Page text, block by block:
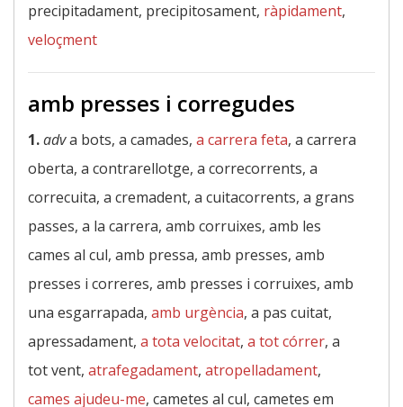
precipitadament, precipitosament, ràpidament,
veloçment
amb presses i corregudes
1.adva bots, a camades, a carrera feta, a carrera
oberta, a contrarellotge, a correcorrents, a
correcuita, a cremadent, a cuitacorrents, a grans
passes, a la carrera, amb corruixes, amb les
cames al cul, amb pressa, amb presses, amb
presses i correres, amb presses i corruixes, amb
una esgarrapada, amb urgència, a pas cuitat,
apressadament, a tota velocitat, a tot córrer, a
tot vent, atrafegadament, atropelladament,
cames ajudeu-me, cametes al cul, cametes em